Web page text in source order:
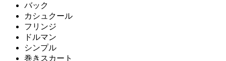
バック
カシュクール
フリンジ
ドルマン
シンプル
巻きスカート